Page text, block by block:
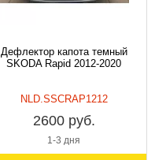
Дефлектор капота темный
SKODA Rapid 2012-2020
NLD.SSCRAP1212
2600 руб.
1-3 дня